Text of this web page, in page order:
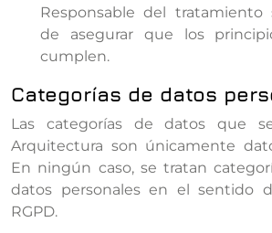
Responsable del tratamiento
de asegurar que los
cumplen.
Categorías de datos
Las categorías de datos que
Arquitectura son únicamente
En ningún caso, se tratan
datos personales en el sentido
RGPD.